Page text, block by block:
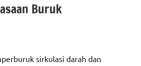
Buruk
sirkulasi darah dan